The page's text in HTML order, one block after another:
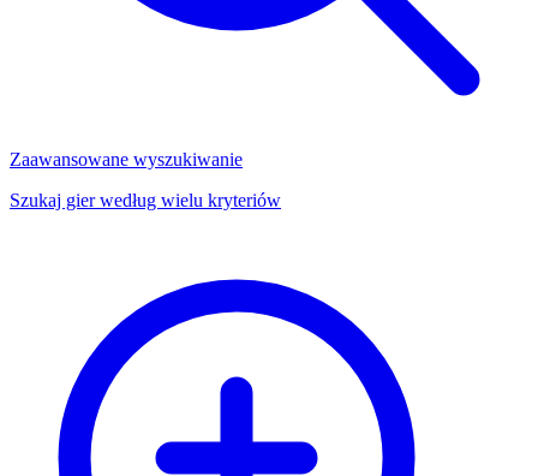
Zaawansowane wyszukiwanie
Szukaj gier według wielu kryteriów